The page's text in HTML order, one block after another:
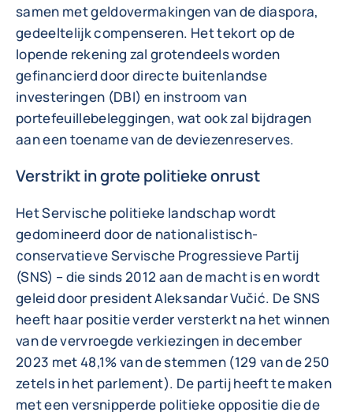
samen met geldovermakingen van de diaspora,
gedeeltelijk compenseren. Het tekort op de
lopende rekening zal grotendeels worden
gefinancierd door directe buitenlandse
investeringen (DBI) en instroom van
portefeuillebeleggingen, wat ook zal bijdragen
aan een toename van de deviezenreserves.
Verstrikt in grote politieke onrust
Het Servische politieke landschap wordt
gedomineerd door de nationalistisch-
conservatieve Servische Progressieve Partij
(SNS) – die sinds 2012 aan de macht is en wordt
geleid door president Aleksandar Vučić. De SNS
heeft haar positie verder versterkt na het winnen
van de vervroegde verkiezingen in december
2023 met 48,1% van de stemmen (129 van de 250
zetels in het parlement). De partij heeft te maken
met een versnipperde politieke oppositie die de